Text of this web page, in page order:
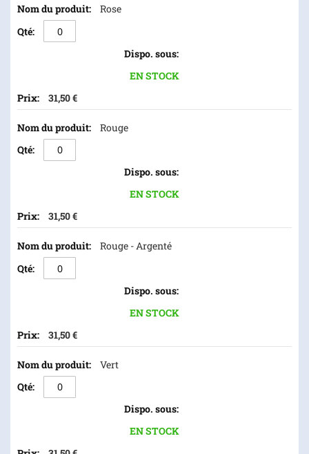
Rose
EN STOCK
31,50 €
Rouge
EN STOCK
31,50 €
Rouge - Argenté
EN STOCK
31,50 €
Vert
EN STOCK